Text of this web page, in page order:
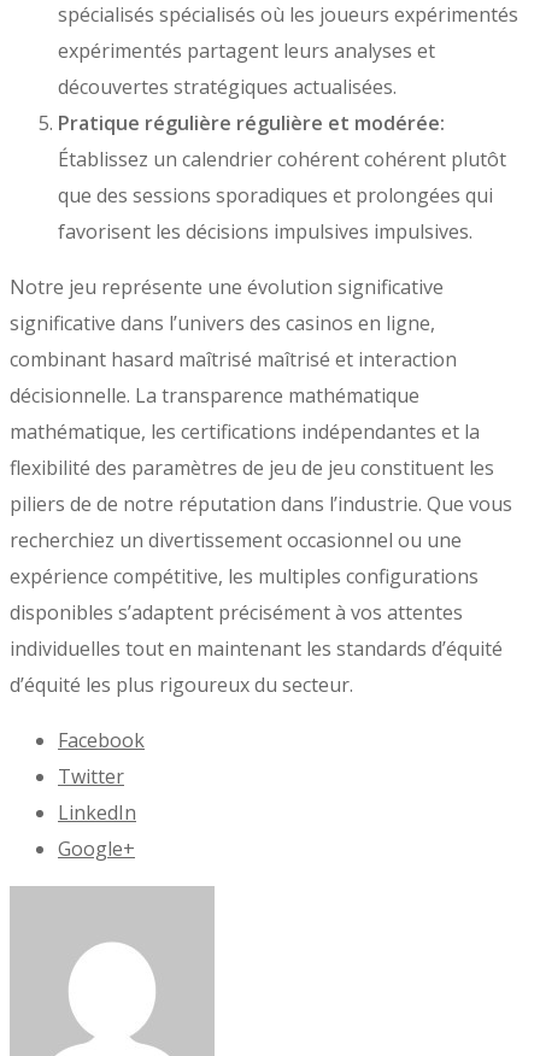
spécialisés spécialisés où les joueurs expérimentés
expérimentés partagent leurs analyses et
découvertes stratégiques actualisées.
Pratique régulière régulière et modérée:
Établissez un calendrier cohérent cohérent plutôt
que des sessions sporadiques et prolongées qui
favorisent les décisions impulsives impulsives.
Notre jeu représente une évolution significative
significative dans l’univers des casinos en ligne,
combinant hasard maîtrisé maîtrisé et interaction
décisionnelle. La transparence mathématique
mathématique, les certifications indépendantes et la
flexibilité des paramètres de jeu de jeu constituent les
piliers de de notre réputation dans l’industrie. Que vous
recherchiez un divertissement occasionnel ou une
expérience compétitive, les multiples configurations
disponibles s’adaptent précisément à vos attentes
individuelles tout en maintenant les standards d’équité
d’équité les plus rigoureux du secteur.
Facebook
Twitter
LinkedIn
Google+